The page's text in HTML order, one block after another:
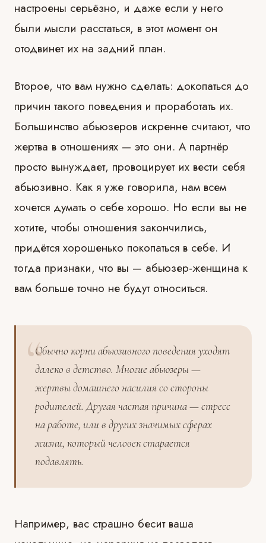
настроены серьёзно, и даже если у него
были мысли расстаться, в этот момент он
отодвинет их на задний план.
Второе, что вам нужно сделать: докопаться до
причин такого поведения и проработать их.
Большинство абьюзеров искренне считают, что
жертва в отношениях — это они. А партнёр
просто вынуждает, провоцирует их вести себя
абьюзивно. Как я уже говорила, нам всем
хочется думать о себе хорошо. Но если вы не
хотите, чтобы отношения закончились,
придётся хорошенько покопаться в себе. И
тогда признаки, что вы — абьюзер-женщина к
вам больше точно не будут относиться.
Обычно корни абьюзивного поведения уходят
далеко в детство. Многие абьюзеры —
жертвы домашнего насилия со стороны
родителей. Другая частая причина — стресс
на работе, или в других значимых сферах
жизни, который человек старается
подавлять.
Например, вас страшно бесит ваша